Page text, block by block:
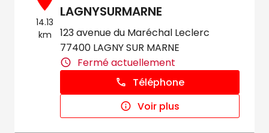
14.13
km
LAGNYSURMARNE
123 avenue du Maréchal Leclerc
77400 LAGNY SUR MARNE
Fermé actuellement
Téléphone
Voir plus